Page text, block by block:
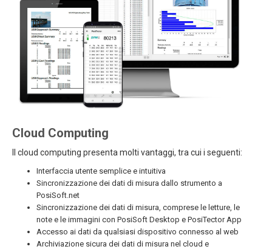
Cloud Computing
Il cloud computing presenta molti vantaggi, tra cui i seguenti:
Interfaccia utente semplice e intuitiva
Sincronizzazione dei dati di misura dallo strumento a
PosiSoft.net
Sincronizzazione dei dati di misura, comprese le letture, le
note e le immagini con PosiSoft Desktop e PosiTector App
Accesso ai dati da qualsiasi dispositivo connesso al web
Archiviazione sicura dei dati di misura nel cloud e